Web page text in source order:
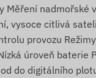
Měření nadmořské
vysoce citlivá
provozu
úroveň baterie
do digitálního